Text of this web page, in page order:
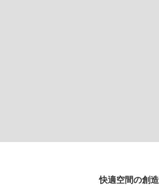
快適空間の創